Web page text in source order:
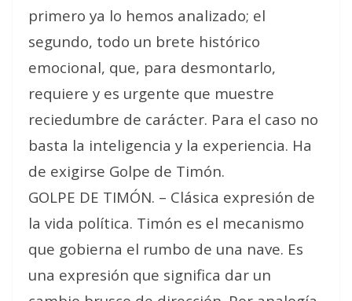
primero ya lo hemos analizado; el
segundo, todo un brete histórico
emocional, que, para desmontarlo,
requiere y es urgente que muestre
reciedumbre de carácter. Para el caso no
basta la inteligencia y la experiencia. Ha
de exigirse Golpe de Timón.
GOLPE DE TIMÓN. – Clásica expresión de
la vida política. Timón es el mecanismo
que gobierna el rumbo de una nave. Es
una expresión que significa dar un